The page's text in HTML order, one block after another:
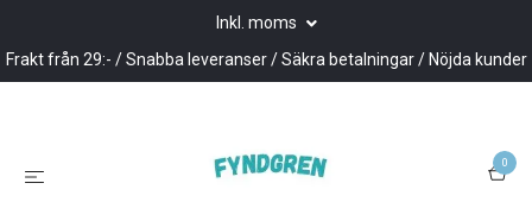
Inkl. moms
Frakt från 29:- / Snabba leveranser / Säkra betalningar / Nöjda kunder
0